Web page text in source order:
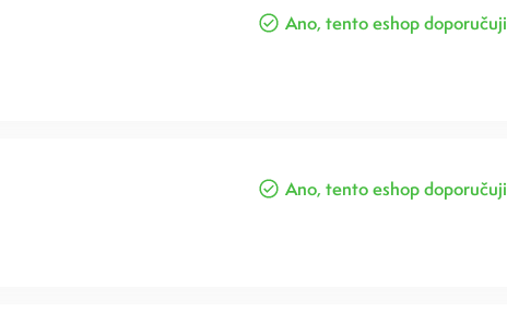
Ano, tento eshop doporučuji
Ano, tento eshop doporučuji